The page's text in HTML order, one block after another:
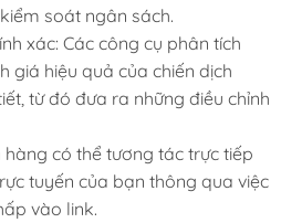
soát ngân sách.
xác: Các công cụ phân tích
giá hiệu quả của chiến dịch
từ đó đưa ra những điều chỉnh
có thể tương tác trực tiếp
tuyến của bạn thông qua việc
vào link.